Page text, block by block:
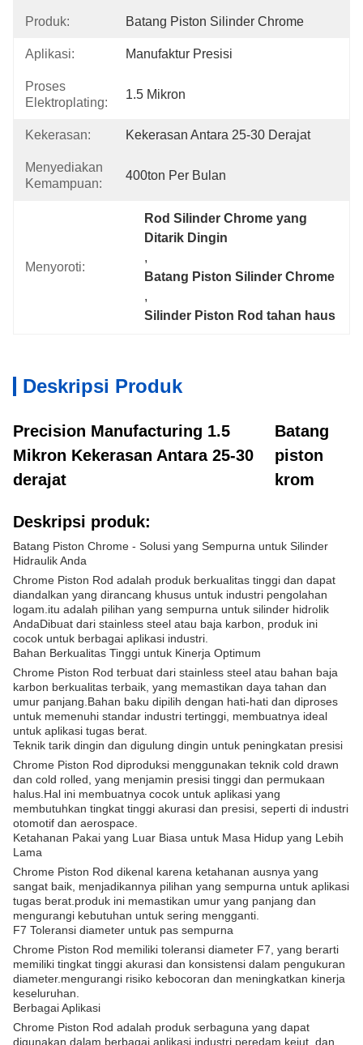
Produk: Batang Piston Silinder Chrome
Aplikasi: Manufaktur Presisi
Proses
Elektroplating:
1.5 Mikron
Kekerasan: Kekerasan Antara 25-30 Derajat
Menyediakan
Kemampuan:
400ton Per Bulan
Menyoroti:
Rod Silinder Chrome yang
Ditarik Dingin
,
Batang Piston Silinder Chrome
,
Silinder Piston Rod tahan haus
Deskripsi Produk
Precision Manufacturing 1.5
Mikron Kekerasan Antara 25-30
derajat
Batang
piston
krom
Deskripsi produk:
Batang Piston Chrome - Solusi yang Sempurna untuk Silinder
Hidraulik Anda
Chrome Piston Rod adalah produk berkualitas tinggi dan dapat
diandalkan yang dirancang khusus untuk industri pengolahan
logam.itu adalah pilihan yang sempurna untuk silinder hidrolik
AndaDibuat dari stainless steel atau baja karbon, produk ini
cocok untuk berbagai aplikasi industri.
Bahan Berkualitas Tinggi untuk Kinerja Optimum
Chrome Piston Rod terbuat dari stainless steel atau bahan baja
karbon berkualitas terbaik, yang memastikan daya tahan dan
umur panjang.Bahan baku dipilih dengan hati-hati dan diproses
untuk memenuhi standar industri tertinggi, membuatnya ideal
untuk aplikasi tugas berat.
Teknik tarik dingin dan digulung dingin untuk peningkatan presisi
Chrome Piston Rod diproduksi menggunakan teknik cold drawn
dan cold rolled, yang menjamin presisi tinggi dan permukaan
halus.Hal ini membuatnya cocok untuk aplikasi yang
membutuhkan tingkat tinggi akurasi dan presisi, seperti di industri
otomotif dan aerospace.
Ketahanan Pakai yang Luar Biasa untuk Masa Hidup yang Lebih
Lama
Chrome Piston Rod dikenal karena ketahanan ausnya yang
sangat baik, menjadikannya pilihan yang sempurna untuk aplikasi
tugas berat.produk ini memastikan umur yang panjang dan
mengurangi kebutuhan untuk sering mengganti.
F7 Toleransi diameter untuk pas sempurna
Chrome Piston Rod memiliki toleransi diameter F7, yang berarti
memiliki tingkat tinggi akurasi dan konsistensi dalam pengukuran
diameter.mengurangi risiko kebocoran dan meningkatkan kinerja
keseluruhan.
Berbagai Aplikasi
Chrome Piston Rod adalah produk serbaguna yang dapat
digunakan dalam berbagai aplikasi industri.peredam kejut, dan